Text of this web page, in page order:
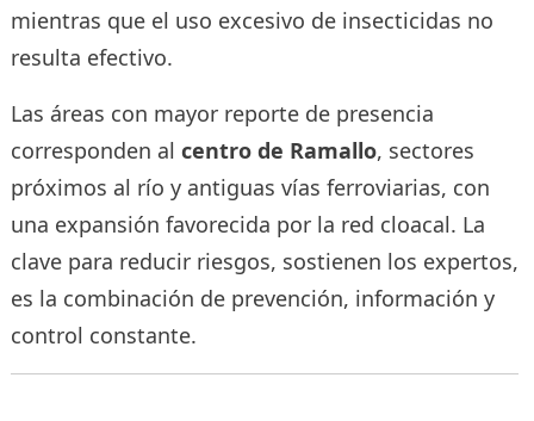
mientras que el uso excesivo de insecticidas no
resulta efectivo.
Las áreas con mayor reporte de presencia
corresponden al centro de Ramallo, sectores
próximos al río y antiguas vías ferroviarias, con
una expansión favorecida por la red cloacal. La
clave para reducir riesgos, sostienen los expertos,
es la combinación de prevención, información y
control constante.